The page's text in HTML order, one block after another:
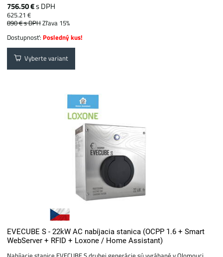
756.50 €s DPH
625.21 €
890 €s DPHZľava 15%
Dostupnosť: Posledný kus!
Vyberte variant
EVECUBE S - 22kW AC nabíjacia stanica (OCPP 1.6 + Smart
WebServer + RFID + Loxone / Home Assistant)